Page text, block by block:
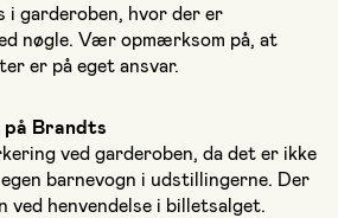
i garderoben, hvor der er
nøgle. Vær opmærksom på, at
er på eget ansvar.
på Brandts
ved garderoben, da det er ikke
barnevogn i udstillingerne. Der
ved henvendelse i billetsalget.